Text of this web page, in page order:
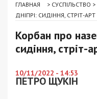
ГЛАВНАЯ > СУСПІЛЬСТВО >
ДНІПРІ: СИДІННЯ, СТРІТ-
Корбан про
сидіння, стріт-
10/11/2022 - 14:53
ПЕТРО ЩУКІН